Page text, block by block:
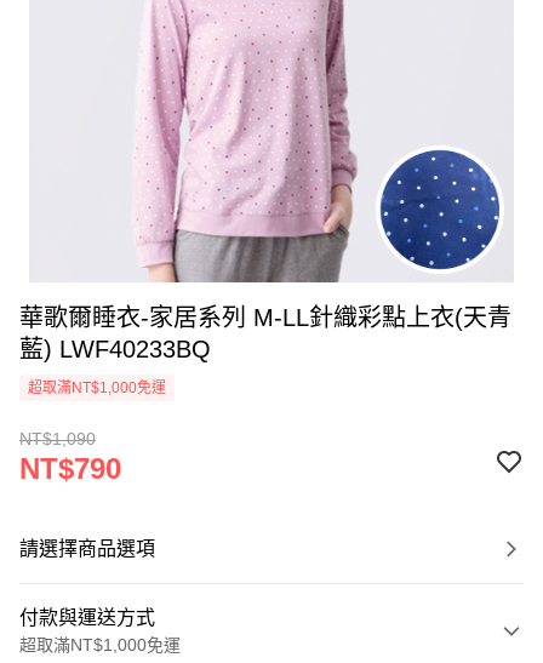
華歌爾睡衣-家居系列 M-LL針織彩點上衣(天青
藍) LWF40233BQ
超取滿NT$1,000免運
NT$1,090
NT$790
請選擇商品選項
付款與運送方式
超取滿NT$1,000免運